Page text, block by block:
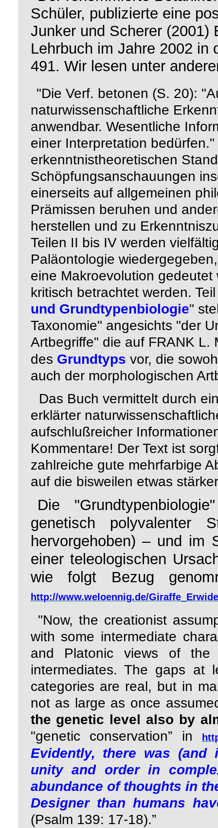
Schüler, publizierte eine
Junker und Scherer (2001)
Lehrbuch im Jahre 2002 in
491. Wir lesen unter
"Die Verf. betonen (S. 20):
naturwissenschaftliche
anwendbar. Wesentliche
einer Interpretation
erkenntnistheoretischen
Schöpfungsanschauungen
einerseits auf allgemeinen
Prämissen beruhen und
herstellen und zu
Teilen II bis IV werden
Paläontologie
eine Makroevolution
kritisch betrachtet werden.
und Grundtypenbiologie"
Taxonomie" angesichts "der
Artbegriffe" die auf FRANK L.
des Grundtyps vor, die
auch der morphologischen
Das Buch vermittelt durch
erklärter
aufschlußreicher
Kommentare! Der Text ist
zahlreiche gute mehrfarbige
auf die bisweilen etwas
Die
genetisch polyvalenter
hervorgehoben) – und im
einer teleologischen
wie folgt Bezug
http://www.weloennig.de/
"Now, the creationist
with some intermediate
and Platonic views of
intermediates. The gaps at
categories are real, but in
not as large as once
the genetic level also by
"genetic conservation” in
Evidently, there was (and
unity and order in
abundance of thoughts in
Designer than humans
(Psalm 139: 17-18).”